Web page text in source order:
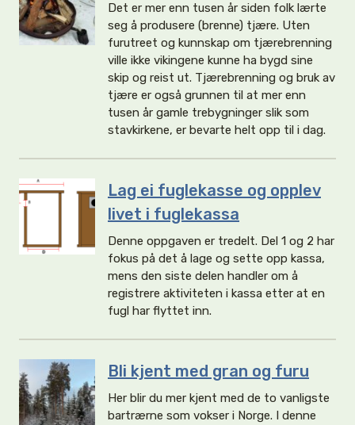
Det er mer enn tusen år siden folk lærte
seg å produsere (brenne) tjære. Uten
furutreet og kunnskap om tjærebrenning
ville ikke vikingene kunne ha bygd sine
skip og reist ut. Tjærebrenning og bruk av
tjære er også grunnen til at mer enn
tusen år gamle trebygninger slik som
stavkirkene, er bevarte helt opp til i dag.
Lag ei fuglekasse og opplev
livet i fuglekassa
Denne oppgaven er tredelt. Del 1 og 2 har
fokus på det å lage og sette opp kassa,
mens den siste delen handler om å
registrere aktiviteten i kassa etter at en
fugl har flyttet inn.
Bli kjent med gran og furu
Her blir du mer kjent med de to vanligste
bartrærne som vokser i Norge. I denne